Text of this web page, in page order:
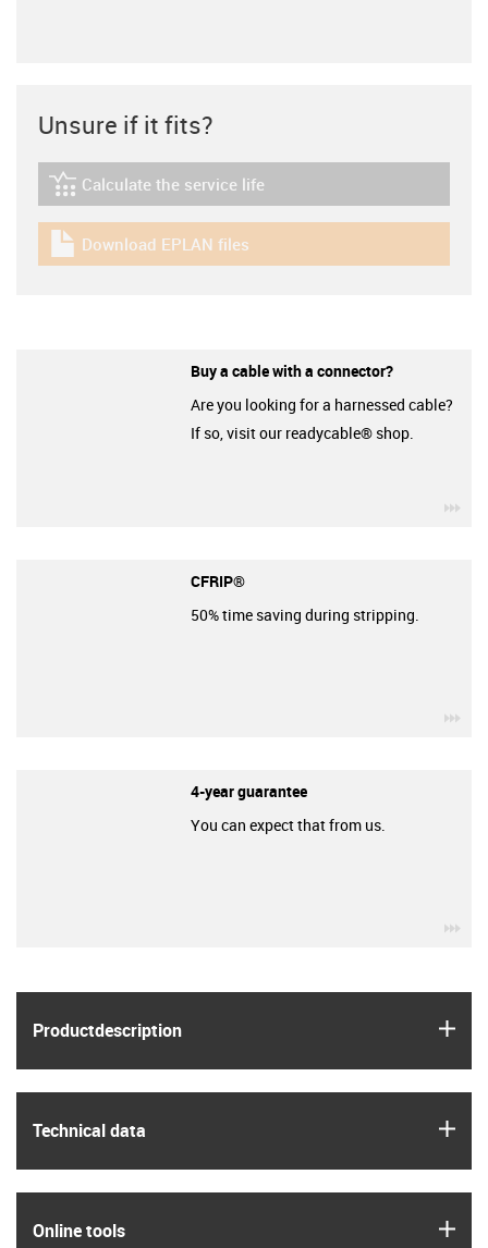
Product­description
Technical data
Online tools
Unsure if it fits?
igus-icon-lebensdauerrechner
Calculate the service life
igus-icon-download-plan
Download EPLAN files
Buy a cable with a connector?
Are you looking for a harnessed cable?
If so, visit our readycable® shop.
CFRIP®
50% time saving during stripping.
4-year guarantee
You can expect that from us.